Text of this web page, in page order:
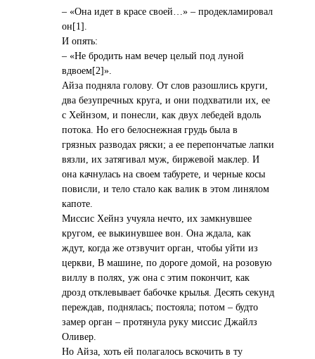
– «Она идет в красе своей…» – продекламировал
он[1].
И опять:
– «Не бродить нам вечер целый под луной
вдвоем[2]».
Айза подняла голову. От слов разошлись круги,
два безупречных круга, и они подхватили их, ее
с Хейнзом, и понесли, как двух лебедей вдоль
потока. Но его белоснежная грудь была в
грязных разводах ряски; а ее перепончатые лапки
вязли, их затягивал муж, биржевой маклер. И
она качнулась на своем табурете, и черные косы
повисли, и тело стало как валик в этом линялом
капоте.
Миссис Хейнз учуяла нечто, их замкнувшее
кругом, ее выкинувшее вон. Она ждала, как
ждут, когда же отзвучит орган, чтобы уйти из
церкви, В машине, по дороге домой, на розовую
виллу в полях, уж она с этим покончит, как
дрозд отклевывает бабочке крылья. Десять секунд
переждав, поднялась; постояла; потом – будто
замер орган – протянула руку миссис Джайлз
Оливер.
Но Айза, хоть ей полагалось вскочить в ту